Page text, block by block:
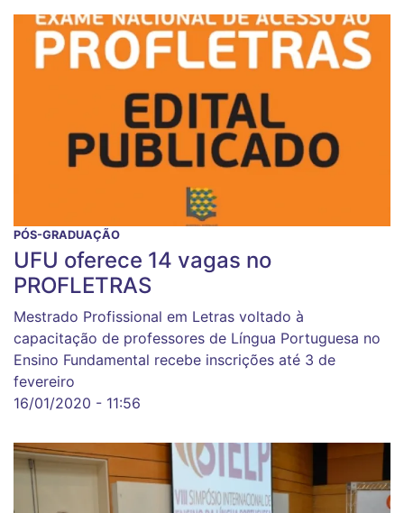
PÓS-GRADUAÇÃO
UFU oferece 14 vagas no
PROFLETRAS
Mestrado Profissional em Letras voltado à
capacitação de professores de Língua Portuguesa no
Ensino Fundamental recebe inscrições até 3 de
fevereiro
16/01/2020 - 11:56